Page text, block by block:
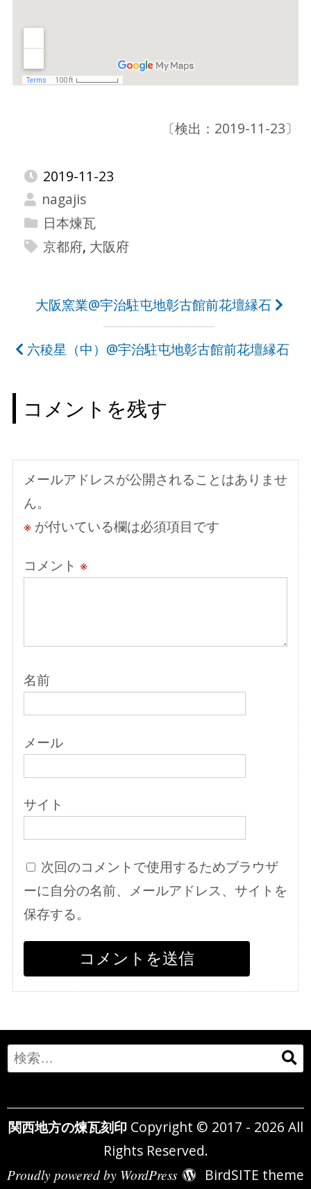
〔検出：2019-11-23〕
2019-11-23
nagajis
日本煉瓦
京都府, 大阪府
ナ
ビ
ゲ
シ
ョ
ン
大阪窯業@宇治駐屯地彰古館前花壇縁石
六稜星（中）@宇治駐屯地彰古館前花壇縁石
コメントを残す
メールアドレスが公開されることはありませ
ん。
※が付いている欄は必須項目です
コメント ※
名前
メール
サイト
次回のコメントで使用するためブラウザ
ーに自分の名前、メールアドレス、サイトを
保存する。
Search
for:
関西地方の煉瓦刻印 Copyright © 2017 - 2026 All
Rights Reserved.
Proudly powered by WordPress BirdSITE theme